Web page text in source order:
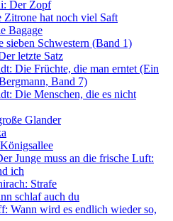
Der Zopf
hat noch viel Saft
Bagage
Schwestern (Band 1)
letzte Satz
Die Früchte, die man erntet (Ein
Band 7)
Die Menschen, die es nicht
Glander
Junge muss an die frische Luft:
ich
Strafe
schlaf auch du
Wann wird es endlich wieder so,